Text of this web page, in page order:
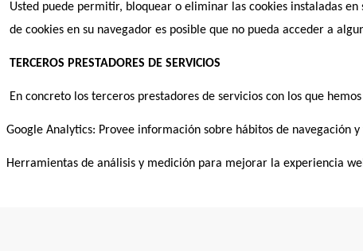
Usted puede permitir, bloquear o eliminar las cookies instaladas
de cookies en su navegador es posible que no pueda acceder a
TERCEROS PRESTADORES DE SERVICIOS
En concreto los terceros prestadores de servicios con los que
Google Analytics: Provee información sobre hábitos de navegación
Herramientas de análisis y medición para mejorar la experiencia